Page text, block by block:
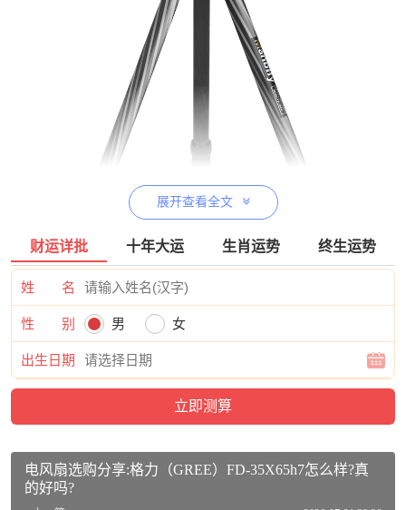
曼比利（Manbily）YS-254价格参考：
曼比利（Manbily） YS-254C相机三脚架单反碳纤维摄影轻便
微单低角度便携摄像手机小三角支架 碳纤维三脚架【微型液
压云台款】活动到手价格568元
曼比利（Manbily）YS-254出厂参数：
商品名称：曼比利（Manbily）YS-254
展开查看全文
财运详批 十年大运 生肖运势 终生运势
姓 名
性 别 男 女
出生日期
电风扇选购分享:格力（GREE）FD-35X65h7怎么样?真
的好吗?